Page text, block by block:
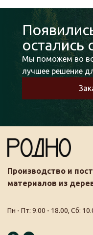
остались
Мы поможем во
лучшее решение
Производство и
материалов из
Пн - Пт: 9.00 - 18.00, Сб: